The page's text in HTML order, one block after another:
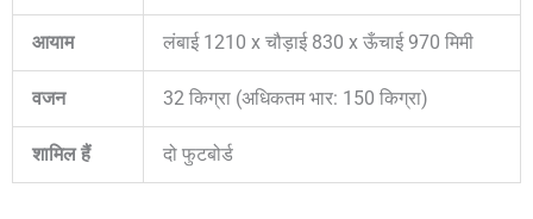
आयाम लंबाई 1210 x चौड़ाई 830 x ऊँचाई 970 मिमी
वजन 32 किग्रा (अधिकतम भार: 150 किग्रा)
शामिल हैं दो फुटबोर्ड